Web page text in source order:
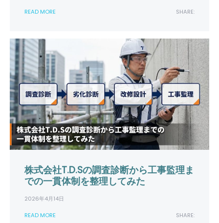
READ MORE SHARE:
株式会社T.D.Sの調査診断から工事監理ま
での一貫体制を整理してみた
2026年4月14日
READ MORE SHARE: